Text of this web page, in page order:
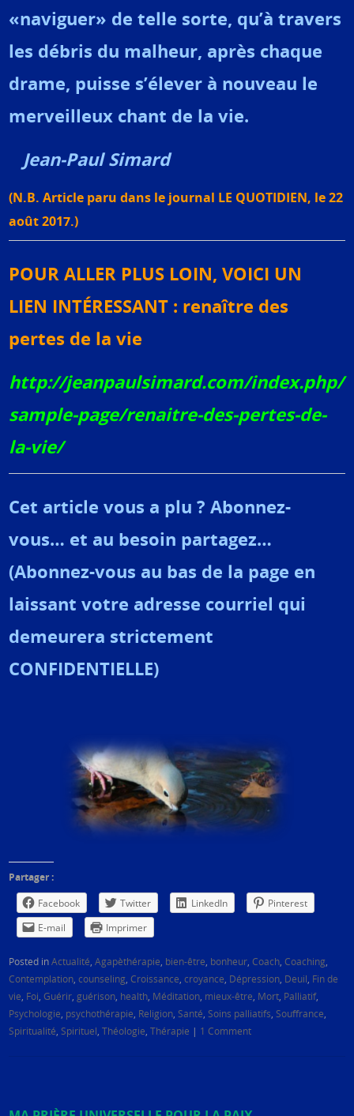
«naviguer» de telle sorte, qu’à travers
les débris du malheur, après chaque
drame, puisse s’élever à nouveau le
merveilleux chant de la vie.
Jean-Paul Simard
(N.B. Article paru dans le journal LE QUOTIDIEN, le 22
août 2017.)
POUR ALLER PLUS LOIN, VOICI UN
LIEN INTÉRESSANT : renaître des
pertes de la vie
http://jeanpaulsimard.com/index.php/
sample-page/renaitre-des-pertes-de-
la-vie/
Cet article vous a plu ? Abonnez-
vous… et au besoin partagez…
(Abonnez-vous au bas de la page en
laissant votre adresse courriel qui
demeurera strictement
CONFIDENTIELLE)
Partager :
Facebook
Twitter LinkedIn
Pinterest
E-mail
Imprimer
Posted inActualité ,Agapèthérapie bien-être bonheur ,Coach ,Coaching
Contemplation ,counseling ,Croissance ,croyance Dépression Deuil Fin de
vie Foi ,Guérir guérison health Méditation mieux-être Mort Palliatif,
Psychologie psychothérapie Religion Santé Soins palliatifs Souffrance
Spiritualité Spirituel ,Théologie ,Thérapie | 1 Comment